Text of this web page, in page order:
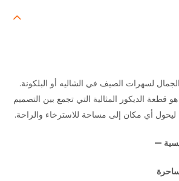
لسهرات الصيف في الشاليه أو البلكونة.
قطعة الديكور المثالية التي تجمع بين التصميم
ليحول أي مكان إلى مساحة للاسترخاء والراحة.
—